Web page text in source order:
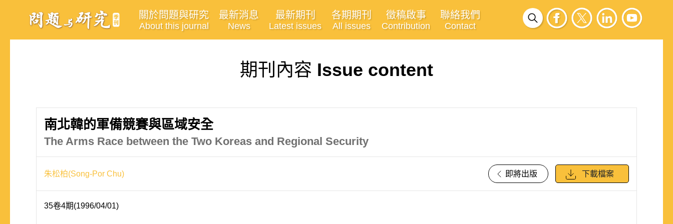
關於問題與研究
About this journal
最新消息
News
最新期刊
Latest issues
各期期刊
All issues
徵稿啟事
Contribution
聯絡我們
Contact
期刊內容 Issue content
南北韓的軍備競賽與區域安全
The Arms Race between the Two Koreas and Regional Security
朱松柏(Song-Por Chu) 即將出版 下載檔案
35卷4期(1996/04/01)